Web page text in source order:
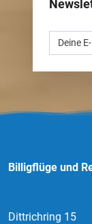
Billigflüge und
Dittrichring 15